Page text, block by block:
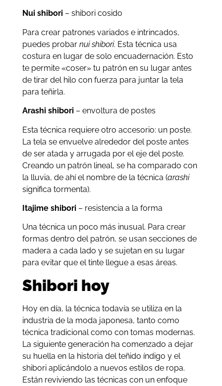
Nui shibori– shibori cosido
Para crear patrones variados e intrincados,
puedes probar nui shibori. Esta técnica usa
costura en lugar de solo encuadernación. Esto
te permite «coser» tu patrón en su lugar antes
de tirar del hilo con fuerza para juntar la tela
para teñirla.
Arashi shibori– envoltura de postes
Esta técnica requiere otro accesorio: un poste.
La tela se envuelve alrededor del poste antes
de ser atada y arrugada por el eje del poste.
Creando un patrón lineal, se ha comparado con
la lluvia, de ahí el nombre de la técnica (arashi
significa tormenta).
Itajime shibori– resistencia a la forma
Una técnica un poco más inusual. Para crear
formas dentro del patrón, se usan secciones de
madera a cada lado y se sujetan en su lugar
para evitar que el tinte llegue a esas áreas.
Shibori hoy
Hoy en día, la técnica todavía se utiliza en la
industria de la moda japonesa, tanto como
técnica tradicional como con tomas modernas.
La siguiente generación ha comenzado a dejar
su huella en la historia del teñido índigo y el
shibori aplicándolo a nuevos estilos de ropa.
Están reviviendo las técnicas con un enfoque